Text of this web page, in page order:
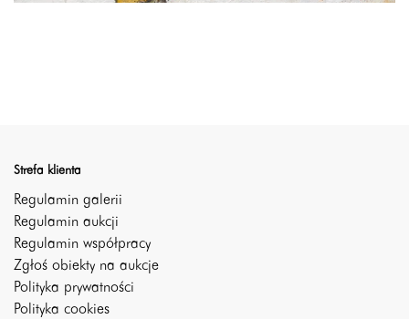
Strefa klienta
Regulamin galerii
Regulamin aukcji
Regulamin współpracy
Zgłoś obiekty na aukcje
Polityka prywatności
Polityka cookies